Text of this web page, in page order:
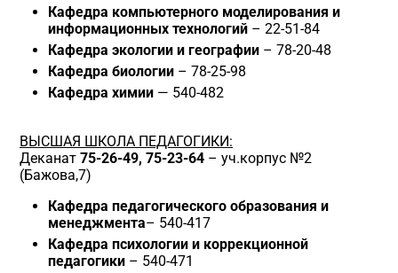
Кафедра компьютерного моделирования и
информационных технологий – 22-51-84
Кафедра экологии и географии – 78-20-48
Кафедра биологии – 78-25-98
Кафедра химии — 540-482
ВЫСШАЯ ШКОЛА ПЕДАГОГИКИ:
Деканат 75-26-49, 75-23-64 – уч.корпус №2
(Бажова,7)
Кафедра педагогического образования и
менеджмента– 540-417
Кафедра психологии и коррекционной
педагогики – 540-471